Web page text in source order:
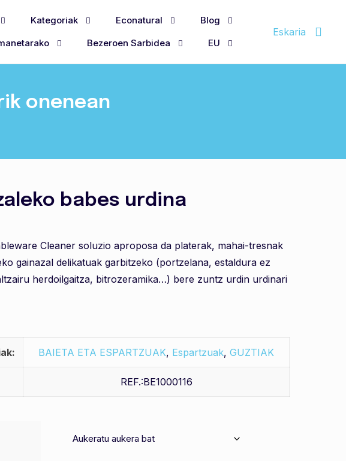
Kategoriak Econatural
Blog
Bezeroen Sarbidea EU
Eskaria
onenean
babes urdina
Cleaner soluzio aproposa da platerak, mahai-tresnak
gainazal delikatuak garbitzeko (portzelana, estaldura ez
herdoilgaitza, bitrozeramika…) bere zuntz urdin urdinari
BAIETA ETA ESPARTZUAK, Espartzuak, GUZTIAK
REF.:BE1000116